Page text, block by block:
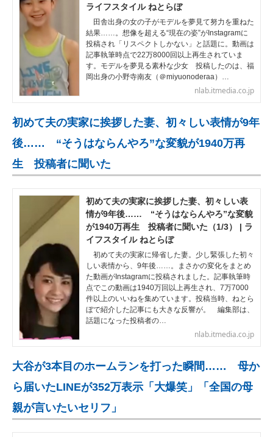
ライフスタイル ねとらぼ
田舎出身の女の子がモデルを夢見て努力を重ねた
結果……。想像を超える“現在の姿”がInstagramに
投稿され「リスペクトしかない」と話題に。動画は
記事執筆時点で22万8000回以上再生されていま
す。モデルを夢見る素朴な少女 投稿したのは、福
岡出身の小野寺南友（＠miyuonoderaa）…
nlab.itmedia.co.jp
初めて夫の実家に挨拶した妻、初々しい表情が9年
後…… “そうはならんやろ”な変貌が1940万再
生 投稿者に聞いた
初めて夫の実家に挨拶した妻、初々しい表
情が9年後…… “そうはならんやろ”な変貌
が1940万再生 投稿者に聞いた（1/3） | ラ
イフスタイル ねとらぼ
初めて夫の実家に帰省した妻。少し緊張した初々
しい表情から、9年後……。まさかの変化をまとめ
た動画がInstagramに投稿されました。記事執筆時
点でこの動画は1940万回以上再生され、7万7000
件以上のいいねを集めています。投稿当時、ねとら
ぼで紹介した記事にも大きな反響が。 編集部は、
話題になった投稿者の…
nlab.itmedia.co.jp
大谷が3本目のホームランを打った瞬間…… 母か
ら届いたLINEが352万表示「大爆笑」「全国の母
親が言いたいセリフ」